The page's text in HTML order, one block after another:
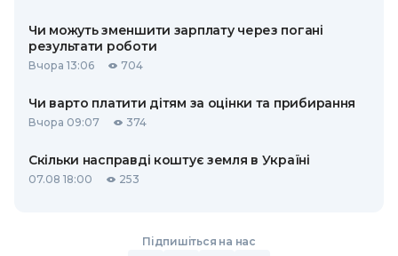
Чи можуть зменшити зарплату через погані
результати роботи
Вчора 13:06 704
Чи варто платити дітям за оцінки та прибирання
Вчора 09:07 374
Скільки насправді коштує земля в Україні
07.08 18:00 253
Підпишіться на нас